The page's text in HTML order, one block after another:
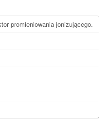
promieniowania jonizującego.